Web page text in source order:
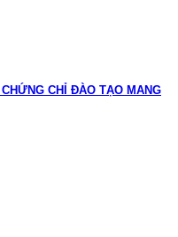
CHỈ ĐÀO TẠO MANG